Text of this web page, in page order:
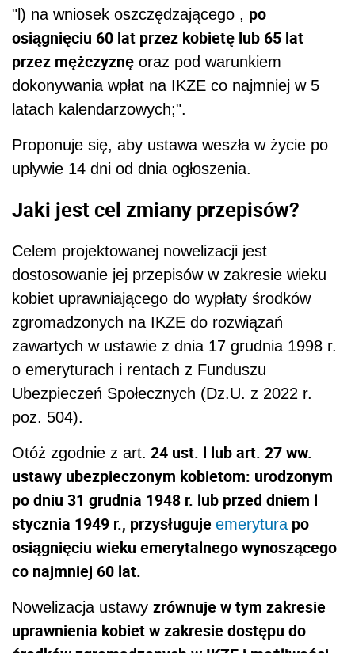
"l) na wniosek oszczędzającego , po
osiągnięciu 60 lat przez kobietę lub 65 lat
przez mężczyznę oraz pod warunkiem
dokonywania wpłat na IKZE co najmniej w 5
latach kalendarzowych;".
Proponuje się, aby ustawa weszła w życie po
upływie 14 dni od dnia ogłoszenia.
Jaki jest cel zmiany przepisów?
Celem projektowanej nowelizacji jest
dostosowanie jej przepisów w zakresie wieku
kobiet uprawniającego do wypłaty środków
zgromadzonych na IKZE do rozwiązań
zawartych w ustawie z dnia 17 grudnia 1998 r.
o emeryturach i rentach z Funduszu
Ubezpieczeń Społecznych (Dz.U. z 2022 r.
poz. 504).
Otóż zgodnie z art. 24 ust. l lub art. 27 ww.
ustawy ubezpieczonym kobietom: urodzonym
po dniu 31 grudnia 1948 r. lub przed dniem l
stycznia 1949 r., przysługuje emeryturapo
osiągnięciu wieku emerytalnego wynoszącego
co najmniej 60 lat.
Nowelizacja ustawy zrównuje w tym zakresie
uprawnienia kobiet w zakresie dostępu do